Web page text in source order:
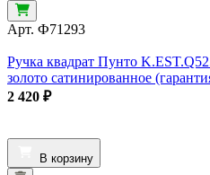
Арт. Ф71293
Ручка квадрат Пунто
золото сатинированное
2 420 ₽
В корзину